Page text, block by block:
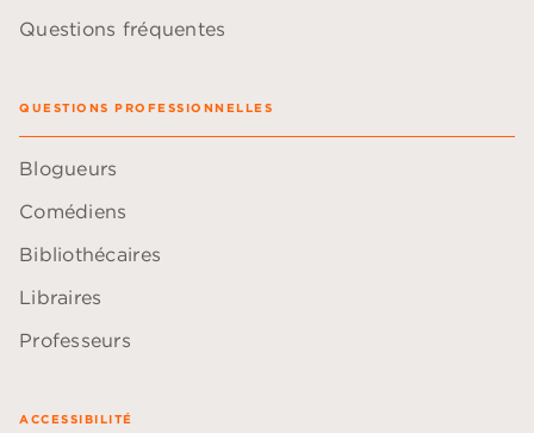
Questions fréquentes
QUESTIONS PROFESSIONNELLES
Blogueurs
Comédiens
Bibliothécaires
Libraires
Professeurs
ACCESSIBILITÉ